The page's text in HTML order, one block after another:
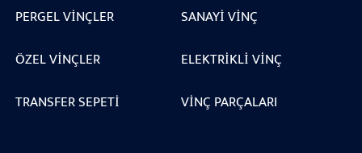
PERGEL VINÇLER
SANAYI VINÇ
ÖZEL VINÇLER
ELEKTRIKLI VINÇ
TRANSFER SEPETI
VINÇ PARÇALARI